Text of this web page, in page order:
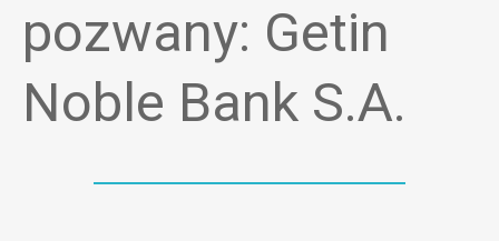
pozwany: Getin
Noble Bank S.A.